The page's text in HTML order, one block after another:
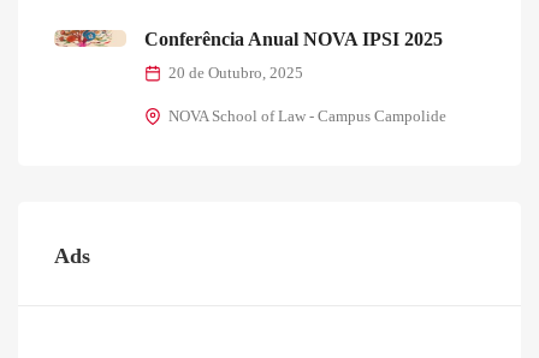
Conferência Anual NOVA IPSI 2025
20 de Outubro, 2025
NOVA School of Law - Campus Campolide
Ads